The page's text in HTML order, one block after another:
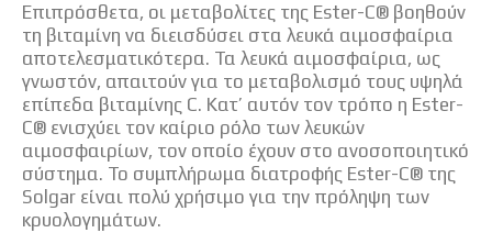
Επιπρόσθετα, οι μεταβολίτες της Ester-C® βοηθούν
τη βιταμίνη να διεισδύσει στα λευκά αιμοσφαίρια
αποτελεσματικότερα. Τα λευκά αιμοσφαίρια, ως
γνωστόν, απαιτούν για το μεταβολισμό τους υψηλά
επίπεδα βιταμίνης C. Κατ’ αυτόν τον τρόπο η Ester-
C® ενισχύει τον καίριο ρόλο των λευκών
αιμοσφαιρίων, τον οποίο έχουν στο ανοσοποιητικό
σύστημα. Το συμπλήρωμα διατροφής Ester-C® της
Solgar είναι πολύ χρήσιμο για την πρόληψη των
κρυολογημάτων.